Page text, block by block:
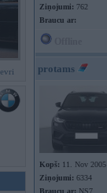
Ziņojumi: 762
Braucu ar:
protams
Kopš: 11. Nov 2005
Ziņojumi: 6334
Braucu ar: NS7